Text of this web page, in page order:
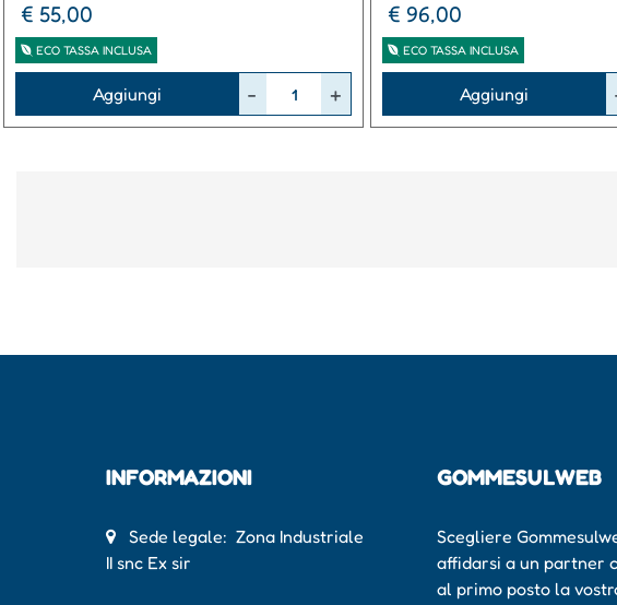
€ 55,00
ECO TASSA INCLUSA
Aggiungi
€ 96,00
ECO TASSA INCLUSA
Aggiungi
INFORMAZIONI
Sede legale: Zona Industriale
II snc Ex sir
GOMMESULWEB
Scegliere
affidarsi a un partner
al primo posto la